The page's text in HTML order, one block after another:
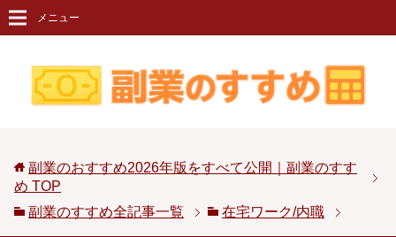
メニュー
副業のおすすめ2026年版をすべて公開｜副業のすす
め TOP
副業のすすめ全記事一覧
在宅ワーク/内職